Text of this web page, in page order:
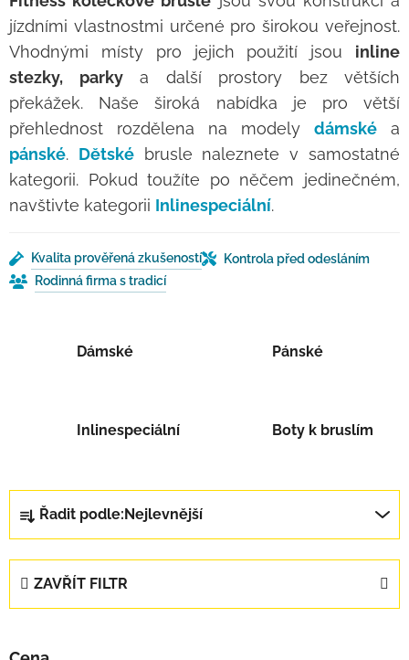
jízdními vlastnostmi určené pro širokou veřejnost.
Vhodnými místy pro jejich použití jsou inline
stezky, parkya další prostory bez větších
překážek. Naše široká nabídka je pro větší
přehlednost rozdělena na modely dámské a
pánské. Dětskébrusle naleznete v samostatné
kategorii. Pokud toužíte po něčem jedinečném,
navštivte kategorii Inlinespeciální.
Kvalita prověřená zkušeností
Kontrola před odesláním
Rodinná firma s tradicí
Dámské Pánské
Inlinespeciální Boty k bruslím
Řazení produktů
Řadit podle:Nejlevnější
ZAVŘÍT FILTR